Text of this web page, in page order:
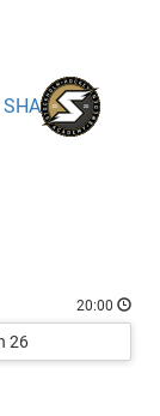
SHA
20:00
26